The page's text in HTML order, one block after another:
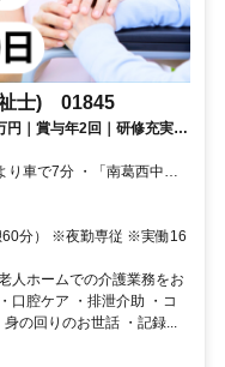
祉士) 01845
円｜賞与年2回｜研修充実で
60分） ※夜勤専従 ※実働16
人ホームでの介護業務をお
口腔ケア ・排泄介助 ・コ
の回りのお世話 ・記録...